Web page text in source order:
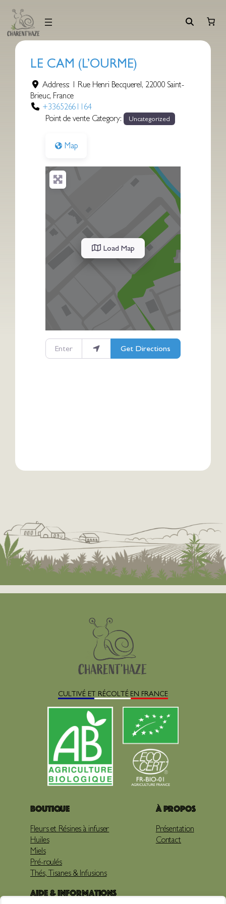
contenu
LE CAM (L’OURME)
Address: 1 Rue Henri Becquerel, 22000 Saint-
Brieuc, France
+33652661164
Point de vente Category:
Uncategorized
Map
Load Map
Enter your location
Get Directions
CULTIVÉ ET RÉCOLTÉ EN FRANCE
Boutique
Fleurs et Résines à infuser
Huiles
Miels
Pré-roulés
Thés, Tisanes & Infusions
À propos
Présentation
Contact
Aide & Informations